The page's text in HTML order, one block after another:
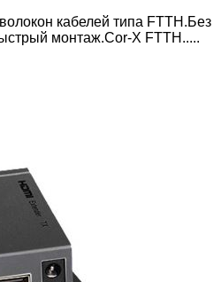
кабелей типа FTTH.Без
монтаж.Cor-X FTTH.....